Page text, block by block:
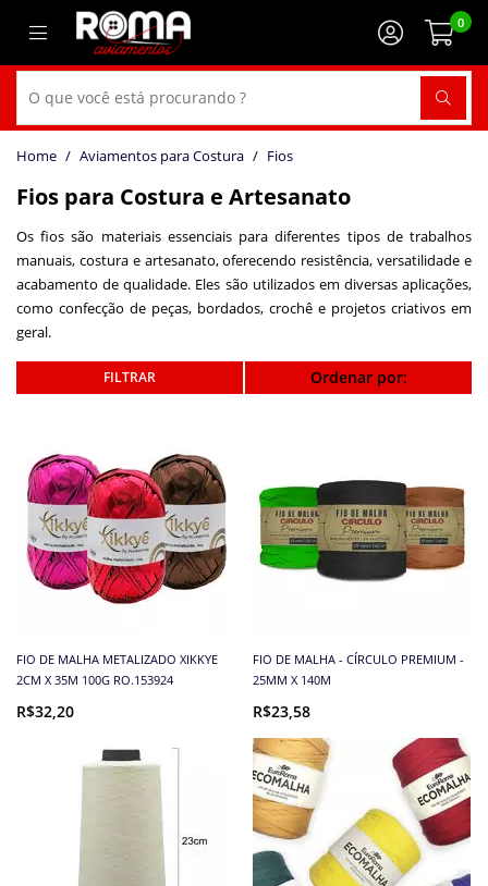
0
Aviamentos para Costura Fios
Fios para Costura e Artesanato
Os fios são materiais essenciais para diferentes tipos de trabalhos
manuais, costura e artesanato, oferecendo resistência, versatilidade e
acabamento de qualidade. Eles são utilizados em diversas aplicações,
como confecção de peças, bordados, crochê e projetos criativos em
geral.
Ordenar por:
FIO DE MALHA METALIZADO XIKKYE
2CM X 35M 100G RO.153924
R$32,20
FIO DE MALHA - CÍRCULO PREMIUM -
25MM X 140M
R$23,58